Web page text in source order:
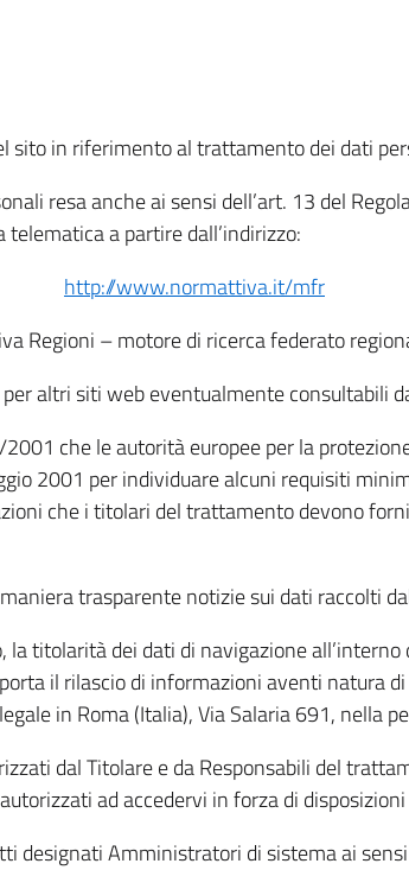
sito in riferimento al trattamento dei dati
resa anche ai sensi dell’art. 13 del
a partire dall’indirizzo:
http://www.normattiva.it/mfr
Regioni – motore di ricerca federato
altri siti web eventualmente consultabili
che le autorità europee per la
2001 per individuare alcuni requisiti
che i titolari del trattamento devono
trasparente notizie sui dati raccolti
titolarità dei dati di navigazione
il rilascio di informazioni aventi natura
in Roma (Italia), Via Salaria 691, nella
dal Titolare e da Responsabili del
ad accedervi in forza di
designati Amministratori di sistema ai